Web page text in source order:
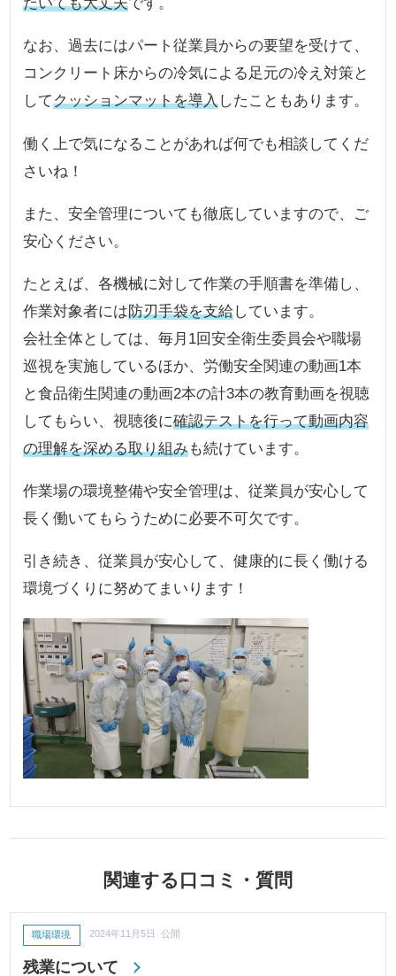
なお、過去にはパート従業員からの要望を受けて、
コンクリート床からの冷気による足元の冷え対策と
してクッションマットを導入したこともあります。
働く上で気になることがあれば何でも相談してくだ
さいね！
また、安全管理についても徹底していますので、ご
安心ください。
たとえば、各機械に対して作業の手順書を準備し、
作業対象者には防刃手袋を支給しています。
会社全体としては、毎月1回安全衛生委員会や職場
巡視を実施しているほか、労働安全関連の動画1本
と食品衛生関連の動画2本の計3本の教育動画を視聴
してもらい、視聴後に確認テストを行って動画内容
の理解を深める取り組みも続けています。
作業場の環境整備や安全管理は、従業員が安心して
長く働いてもらうために必要不可欠です。
引き続き、従業員が安心して、健康的に長く働ける
環境づくりに努めてまいります！
関連する口コミ・質問
残業について
職場環境 2024年11月5日 公開